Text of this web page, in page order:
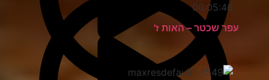
00:05:46
עפר שכטר – האות ז'